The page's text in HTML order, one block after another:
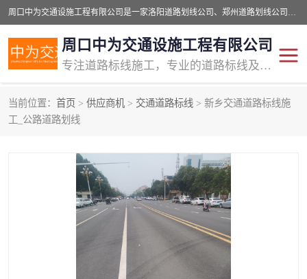
周口中为交通设施工程有限公司是一家洛阳道路划线公司、郑州道路划线公司、平顶山道路车位划线公司、开封车位划线公司、许昌道路车位划线公司、漯河道路车位划线公司，公司始终坚持“诚信、匠心、专注”的宗旨；我们的经营理念是：的服务。
周口中为交通设施工程有限公司
专注道路标线施工，专业的道路标线及交通设施施工服务商!
当前位置： 首页 > 供应商机 > 交通道路标线 > 新乡交通道路标线施
工_公路道路划线
交通道路标线
道路标线划线 马路标线
道路划线